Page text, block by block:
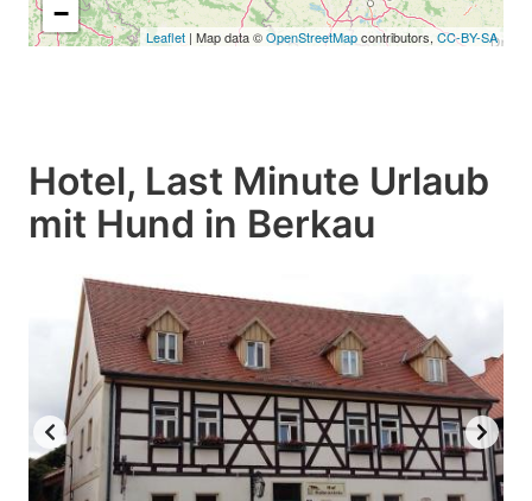
−
Leaflet | Map data ©OpenStreetMapcontributors, CC-BY-SA
Hotel, Last Minute Urlaub
mit Hund in Berkau